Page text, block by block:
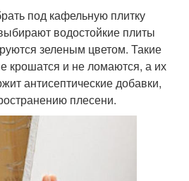
под кафельную плитку
водостойкие плиты
зеленым цветом. Такие
крошатся и не ломаются, а их
антисептические добавки,
плесени.